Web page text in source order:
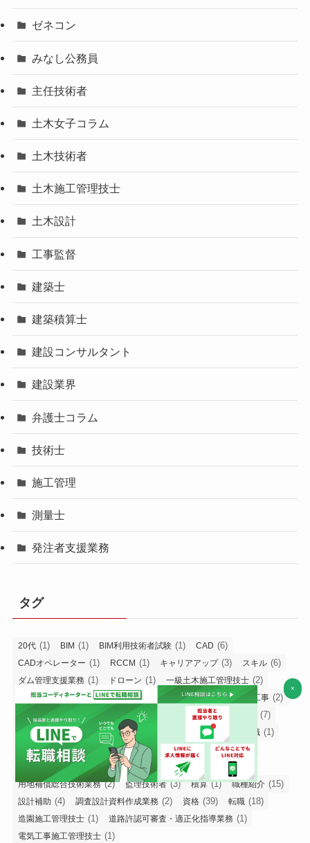
ゼネコン
みなし公務員
主任技術者
土木女子コラム
土木技術者
土木施工管理技士
土木設計
工事監督
建築士
建築積算士
建設コンサルタント
建設業界
弁護士コラム
技術士
施工管理
測量士
発注者支援業務
タグ
20代 (1) BIM (1) BIM利用技術者試験 (1) CAD (6)
CADオペレーター (1) RCCM (1) キャリアアップ(3) スキル (6)
ダム管理支援業務 (1) ドローン (1) 一級土木施工管理技士 (2)
仕事内容(60) 働き方(1) 働き方改革 (2) 入札(1) 公共工事 (2)
公務員(1) 勤務時間 土木コンサルタント(1) (7)
女性 (1) 将来性 (2) 常駐(1) 建設業 役職 (1)
後悔(1) 技術審査業務(2) 施工管理 (3) 施工管理技士(3)
河川巡視支援業務(1) (1) 現場監督(2)
用地補償総合技術業務(2) 監理技術者(3) 積算(1) 職種紹介 (15)
設計補助 (4) 調査設計資料作成業務 (2) 資格 (39) 転職 (18)
造園施工管理技士 (1) 道路許認可審査・適正化指導業務 (1)
電気工事施工管理技士 (1)
×